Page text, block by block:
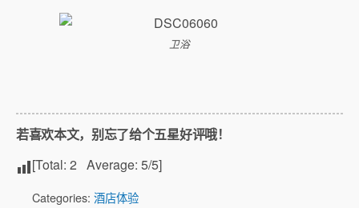
卫浴
若喜欢本文，别忘了给个五星好评哦！
[Total: 2 Average: 5/5]
Categories: 酒店体验